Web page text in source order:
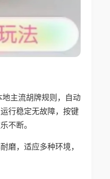
地主流胡牌规则，自动
行稳定无故障，按键
不断。
磨，适应多种环境，